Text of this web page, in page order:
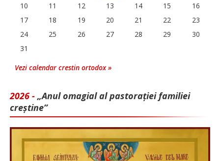
10
11 12 13 14 15
16
17
18 19 20 21 22
23
24
25 26 27 28 29
30
31
Vezi calendar crestin ortodox »
2026 - „Anul omagial al pastorației familiei
creștine”